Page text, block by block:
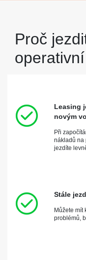
Proč
Leasing
novým
Při
nákladů na
jezdíte
Stále
Můžete mít
problémů,